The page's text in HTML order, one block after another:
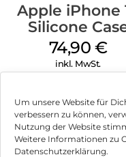
Um unsere Website für
verbessern zu können,
Nutzung der Website
Weitere Informationen zu
Datenschutzerklärung.
Apple iPhone
Silicone
MagSafe Black
74,90 €
inkl. MwSt.
Impressum